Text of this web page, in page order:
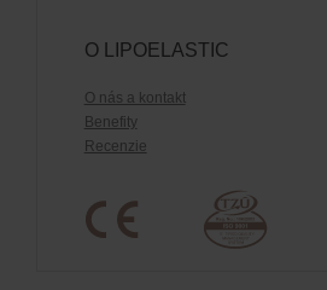
O LIPOELASTIC
O nás a kontakt
Benefity
Recenzie